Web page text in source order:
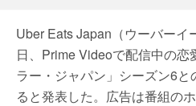
Uber Eats Japan（ウーバーイ
日、Prime Videoで配信中の恋
ラー・ジャパン」シーズン6
ると発表した。広告は番組の